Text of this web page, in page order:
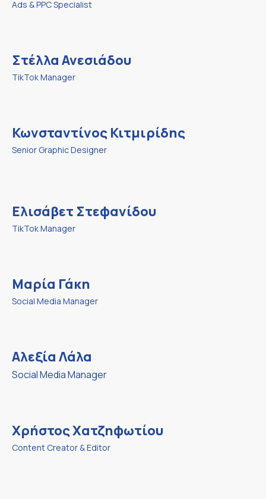
Ads & PPC Specialist
Στέλλα Ανεσιάδου
TikTok Manager
Κωνσταντίνος Κιτμιρίδης
Senior Graphic Designer
Ελισάβετ Στεφανίδου
TikTok Manager
Μαρία Γάκη
Social Media Manager
Αλεξία Λάλα
Social Media Manager
Χρήστος Χατζηφωτίου
Content Creator & Editor